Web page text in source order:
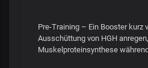
Pre-Training – Ein Booster kurz
Ausschüttung von HGH
Muskelproteinsynthese